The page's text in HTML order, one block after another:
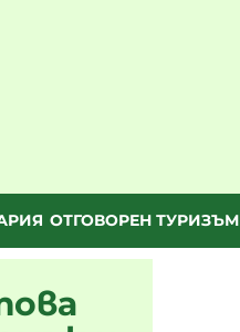
ОТГОВОРЕН ТУРИЗЪМ